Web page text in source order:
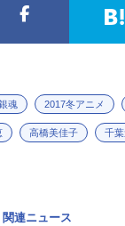
魂 2017冬アニメ
高橋美佳子 千
連ニュース